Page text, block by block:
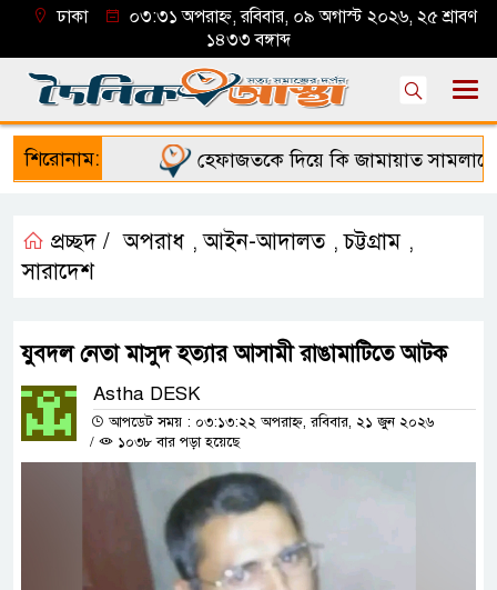
ঢাকা
০৩:৩১ অপরাহ্ন, রবিবার, ০৯ অগাস্ট ২০২৬, ২৫ শ্রাবণ
১৪৩৩ বঙ্গাব্দ
শিরোনাম: হেফাজতকে দিয়ে কি জামায়াত সামলাতে
প্রচ্ছদ / অপরাধ ,আইন-আদালত ,চট্টগ্রাম ,
সারাদেশ
যুবদল নেতা মাসুদ হত্যার আসামী রাঙামাটিতে আটক
Astha DESK
আপডেট সময় : ০৩:১৩:২২ অপরাহ্ন, রবিবার, ২১ জুন ২০২৬
/
১০৩৮ বার পড়া হয়েছে